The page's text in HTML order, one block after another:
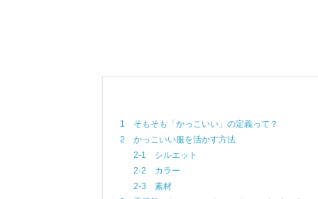
1 そもそも「かっこいい」の定義って？
2 かっこいい服を活かす方法
2-1 シルエット
2-2 カラー
2-3 素材